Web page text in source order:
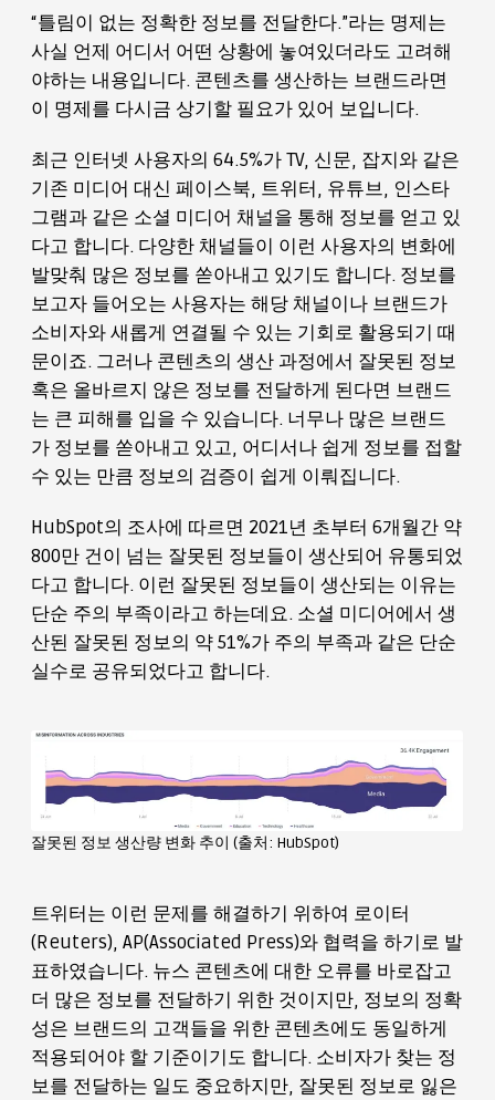
“틀림이 없는 정확한 정보를 전달한다.”라는 명제는
사실 언제 어디서 어떤 상황에 놓여있더라도 고려해
야하는 내용입니다. 콘텐츠를 생산하는 브랜드라면
이 명제를 다시금 상기할 필요가 있어 보입니다.
최근 인터넷 사용자의 64.5%가 TV, 신문, 잡지와 같은
기존 미디어 대신 페이스북, 트위터, 유튜브, 인스타
그램과 같은 소셜 미디어 채널을 통해 정보를 얻고 있
다고 합니다. 다양한 채널들이 이런 사용자의 변화에
발맞춰 많은 정보를 쏟아내고 있기도 합니다. 정보를
보고자 들어오는 사용자는 해당 채널이나 브랜드가
소비자와 새롭게 연결될 수 있는 기회로 활용되기 때
문이죠. 그러나 콘텐츠의 생산 과정에서 잘못된 정보
혹은 올바르지 않은 정보를 전달하게 된다면 브랜드
는 큰 피해를 입을 수 있습니다. 너무나 많은 브랜드
가 정보를 쏟아내고 있고, 어디서나 쉽게 정보를 접할
수 있는 만큼 정보의 검증이 쉽게 이뤄집니다.
HubSpot의 조사에 따르면 2021년 초부터 6개월간 약
800만 건이 넘는 잘못된 정보들이 생산되어 유통되었
다고 합니다. 이런 잘못된 정보들이 생산되는 이유는
단순 주의 부족이라고 하는데요. 소셜 미디어에서 생
산된 잘못된 정보의 약 51%가 주의 부족과 같은 단순
실수로 공유되었다고 합니다.
잘못된 정보 생산량 변화 추이 (출처: HubSpot)
트위터는 이런 문제를 해결하기 위하여 로이터
(Reuters), AP(Associated Press)와 협력을 하기로 발
표하였습니다. 뉴스 콘텐츠에 대한 오류를 바로잡고
더 많은 정보를 전달하기 위한 것이지만, 정보의 정확
성은 브랜드의 고객들을 위한 콘텐츠에도 동일하게
적용되어야 할 기준이기도 합니다. 소비자가 찾는 정
보를 전달하는 일도 중요하지만, 잘못된 정보로 잃은